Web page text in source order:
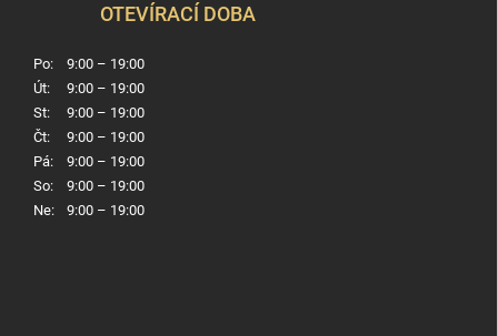
OTEVÍRACÍ DOBA
Po:
9:00 – 19:00
Út:
9:00 – 19:00
St:
9:00 – 19:00
Čt:
9:00 – 19:00
Pá:
9:00 – 19:00
So:
9:00 – 19:00
Ne:
9:00 – 19:00